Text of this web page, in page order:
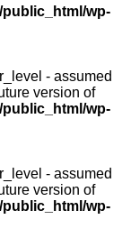
wp-
- assumed
version of
wp-
- assumed
version of
wp-